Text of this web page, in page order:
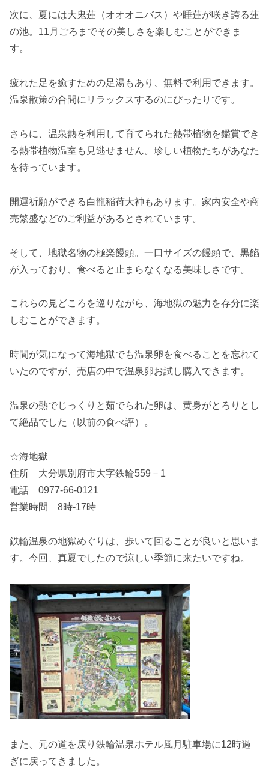
次に、夏には大鬼蓮（オオオニバス）や睡蓮が咲き誇る蓮
の池。11月ごろまでその美しさを楽しむことができま
す。
疲れた足を癒すための足湯もあり、無料で利用できます。
温泉散策の合間にリラックスするのにぴったりです。
さらに、温泉熱を利用して育てられた熱帯植物を鑑賞でき
る熱帯植物温室も見逃せません。珍しい植物たちがあなた
を待っています。
開運祈願ができる白龍稲荷大神もあります。家内安全や商
売繁盛などのご利益があるとされています。
そして、地獄名物の極楽饅頭。一口サイズの饅頭で、黒餡
が入っており、食べると止まらなくなる美味しさです。
これらの見どころを巡りながら、海地獄の魅力を存分に楽
しむことができます。
時間が気になって海地獄でも温泉卵を食べることを忘れて
いたのですが、売店の中で温泉卵お試し購入できます。
温泉の熱でじっくりと茹でられた卵は、黄身がとろりとし
て絶品でした（以前の食べ評）。
☆海地獄
住所 大分県別府市大字鉄輪559－1
電話 0977‐66‐0121
営業時間 8時‐17時
鉄輪温泉の地獄めぐりは、歩いて回ることが良いと思いま
す。今回、真夏でしたので涼しい季節に来たいですね。
また、元の道を戻り鉄輪温泉ホテル風月駐車場に12時過
ぎに戻ってきました。